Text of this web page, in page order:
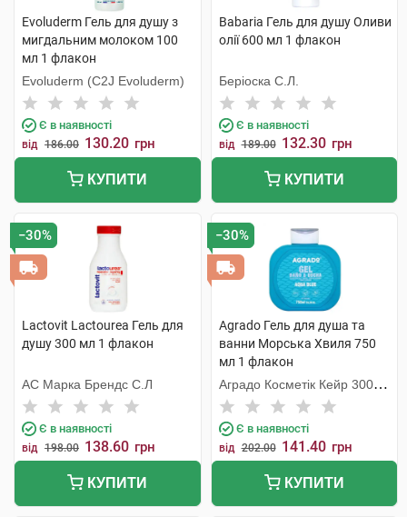
Evoluderm Гель для душу з
мигдальним молоком 100
мл 1 флакон
Evoluderm (C2J Evoluderm)
Є в наявності
від 186.00 130.20 грн
КУПИТИ
Babaria Гель для душу Оливи
олії 600 мл 1 флакон
Беріоска С.Л.
Є в наявності
від 189.00 132.30 грн
КУПИТИ
−30%
Lactovit Lactourea Гель для
душу 300 мл 1 флакон
АС Марка Брендс С.Л
Є в наявності
від 198.00 138.60 грн
КУПИТИ
−30%
Agrado Гель для душа та
ванни Морська Хвиля 750
мл 1 флакон
Аградо Косметік Кейр 3000
С.Л.У.
Є в наявності
від 202.00 141.40 грн
КУПИТИ